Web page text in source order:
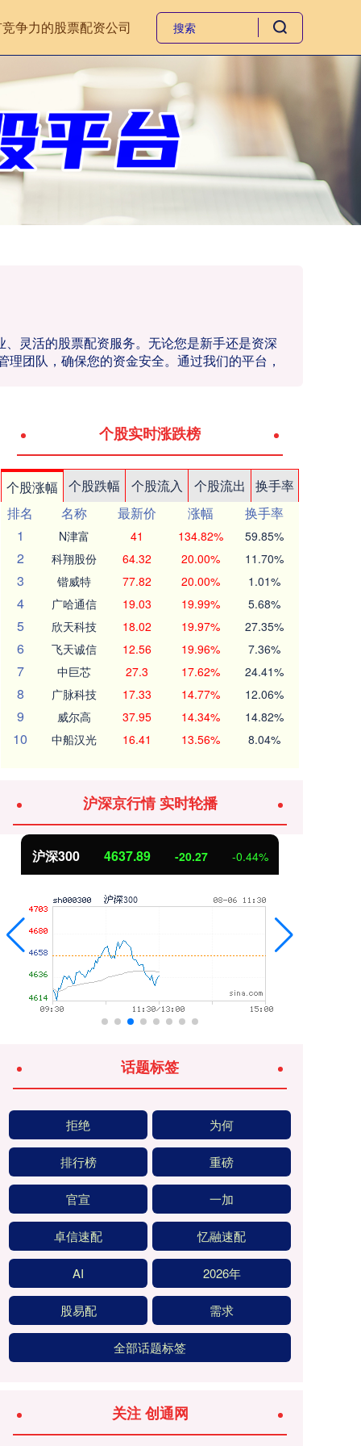
争力的股票配资公司
灵活的股票配资服务。无论您是新手还是资深
团队，确保您的资金安全。通过我们的平台，
个股实时涨跌榜
个股涨幅 个股跌幅 个股流入 个股流出
换手率
排名
名称 最新价 涨幅
换手率
1
N津富 41 134.82% 59.85%
2 科翔股份 64.32 20.00% 11.70%
3 锴威特 77.82 20.00% 1.01%
4 广哈通信 19.03 19.99% 5.68%
5 欣天科技 18.02 19.97% 27.35%
6 飞天诚信 12.56 19.96% 7.36%
7 中巨芯 27.3 17.62% 24.41%
8 广脉科技 17.33 14.77% 12.06%
9 威尔高 37.95 14.34% 14.82%
10 中船汉光 16.41 13.56% 8.04%
沪深京行情 实时轮播
沪深300 4637.89 -20.27 -0.44%
话题标签
拒绝 为何
排行榜 重磅
官宣 一加
卓信速配 忆融速配
AI 2026年
股易配 需求
全部话题标签
关注 创通网